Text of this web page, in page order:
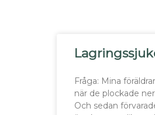
Fråga: Mina
när de plockade
Och sedan